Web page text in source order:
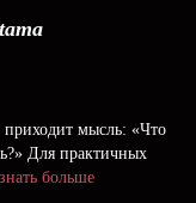
приходит мысль: «Что
Для практичных
больше